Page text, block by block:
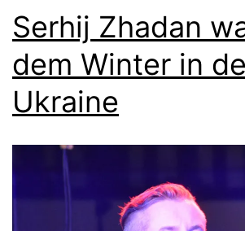
Serhij Zhadan
dem Winter in
Ukraine